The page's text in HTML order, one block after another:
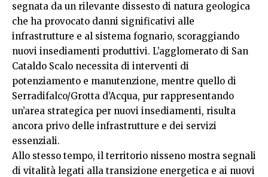
segnata da un rilevante dissesto di natura geologica
che ha provocato danni significativi alle
infrastrutture e al sistema fognario, scoraggiando
nuovi insediamenti produttivi. L’agglomerato di San
Cataldo Scalo necessita di interventi di
potenziamento e manutenzione, mentre quello di
Serradifalco/Grotta d’Acqua, pur rappresentando
un’area strategica per nuovi insediamenti, risulta
ancora privo delle infrastrutture e dei servizi
essenziali.
Allo stesso tempo, il territorio nisseno mostra segnali
di vitalità legati alla transizione energetica e ai nuovi